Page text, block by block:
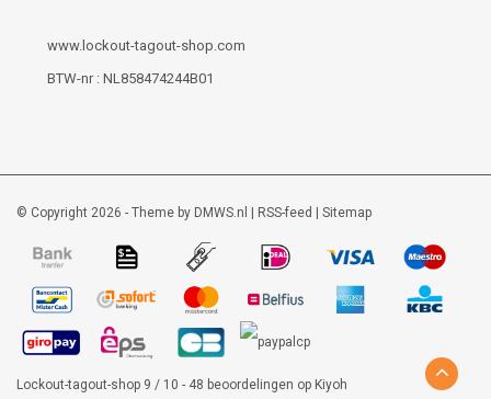
www.lockout-tagout-shop.com
BTW-nr : NL858474244B01
© Copyright 2026 - Theme by DMWS.nl RSS-feed Sitemap
Lockout-tagout-shop 9 / 10 - 48 beoordelingen op Kiyoh